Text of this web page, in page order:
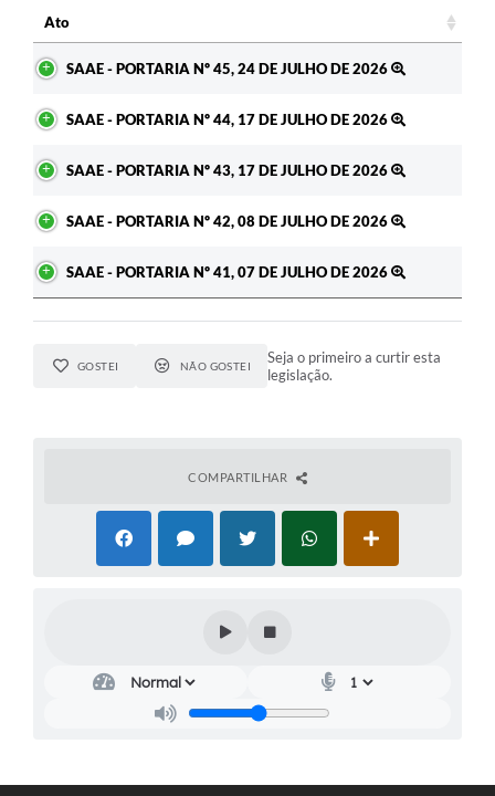
Ato
SAAE - PORTARIA Nº 45, 24 DE JULHO DE 2026
SAAE - PORTARIA Nº 44, 17 DE JULHO DE 2026
SAAE - PORTARIA Nº 43, 17 DE JULHO DE 2026
SAAE - PORTARIA Nº 42, 08 DE JULHO DE 2026
SAAE - PORTARIA Nº 41, 07 DE JULHO DE 2026
GOSTEI NÃO GOSTEI
Seja o primeiro a curtir esta
legislação.
COMPARTILHAR